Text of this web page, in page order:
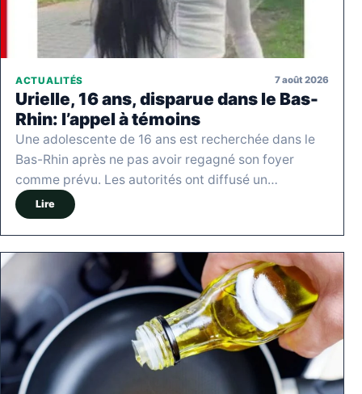
ACTUALITÉS 7 août 2026
Urielle, 16 ans, disparue dans le Bas-
Rhin: l’appel à témoins
Une adolescente de 16 ans est recherchée dans le
Bas-Rhin après ne pas avoir regagné son foyer
comme prévu. Les autorités ont diffusé un…
Lire